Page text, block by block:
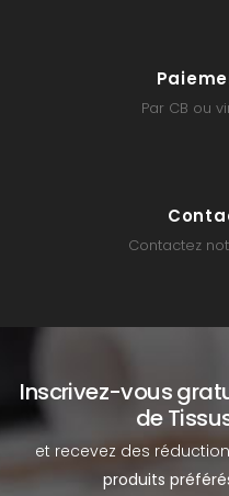
Par CB ou
Contactez
Inscrivez-vous
de
et recevez des
produits